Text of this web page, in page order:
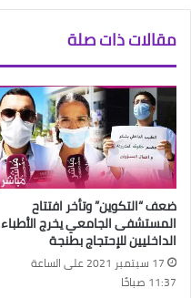
مقالات ذات صلة
ضعف “التكوين” وتأخر افتتاح
المستشفى الجامعي يخرج الأطباء
الداخليين للإحتجاج بطنجة
17 سبتمبر 2021 على الساعة
11:37 صباحًا